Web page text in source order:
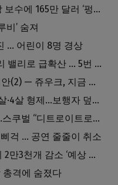
노숙자 지원하랬더니 … 단체장 보수에 165만 달러 ‘펑펑’
비’ 숨져
… 어린이 8명 경상
LA 북부 고먼 ‘리지 산불’, 헝그리 밸리로 급확산 … 5번 Fwy 양방향 전면 폐쇄
[석승환의 MLB] 덕아웃의 아시안(2) — 쥬우크, 지금 괜찮아요?
부모 잠든 사이 차 몰고 나온 7살·4살 형제…보행자 덮쳐 중태
몸은 다저스에 있는데 마음은…스쿠벌 “디트로이트로 돌아가고파”
걱 … 공연 줄줄이 취소
미 고용시장 급랭 … 7월 일자리 2만3천개 감소 ‘예상 밖 쇼크’
총격에 숨졌다